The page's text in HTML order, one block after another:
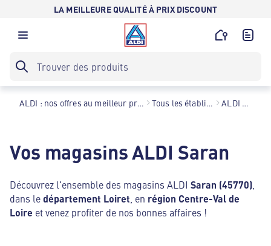
LA MEILLEURE QUALITÉ À PRIX DISCOUNT
ALDI : nos offres au meilleur prix toute l’année ! Tous les établissements ALDI Saran
Vos magasins ALDI Saran
Découvrez l'ensemble des magasins ALDI Saran (45770)
dans ledépartement Loiret , en région Centre-Val de
Loire et venez profiter de nos bonnes affaires !